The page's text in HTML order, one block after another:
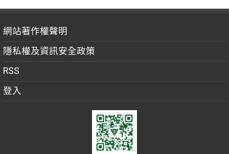
網站著作權聲明
隱私權及資訊安全政策
RSS
登入